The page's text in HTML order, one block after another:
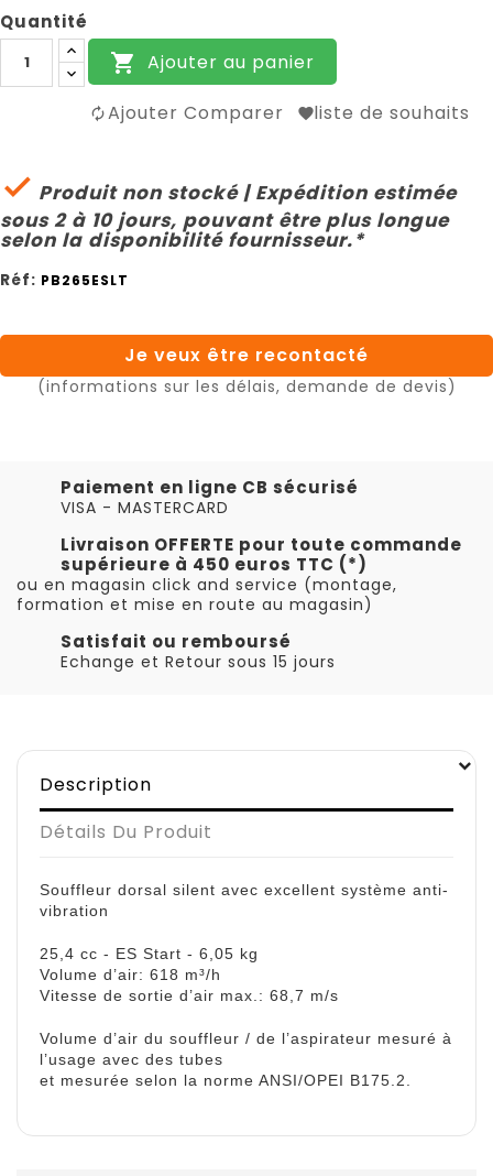
Quantité
 Ajouter au panier
Ajouter Comparer liste de souhaits
 Produit non stocké | Expédition estimée
sous 2 à 10 jours, pouvant être plus longue
selon la disponibilité fournisseur.*
Réf: PB265ESLT
Je veux être recontacté
(informations sur les délais, demande de devis)
Paiement en ligne CB sécurisé
VISA - MASTERCARD
Livraison OFFERTE pour toute commande
supérieure à 450 euros TTC (*)
ou en magasin click and service (montage,
formation et mise en route au magasin)
Satisfait ou remboursé
Echange et Retour sous 15 jours
Description
Détails Du Produit
Souffleur dorsal silent avec excellent système anti-
vibration
25,4 cc - ES Start - 6,05 kg
Volume d’air: 618 m³/h
Vitesse de sortie d’air max.: 68,7 m/s
Volume d’air du souffleur / de l’aspirateur mesuré à
l’usage avec des tubes
et mesurée selon la norme ANSI/OPEI B175.2.